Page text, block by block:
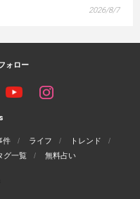
2026/8/7
ォロー
件 ライフ
トレンド
グ一覧 無料占い